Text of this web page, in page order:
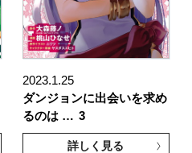
2023.1.25
ダンジョンに出会いを求め
るのは … 3
詳しく見る